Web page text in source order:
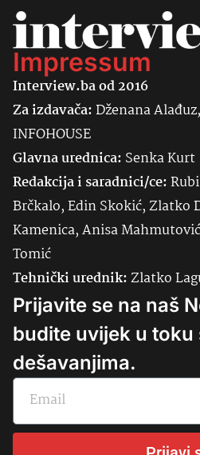
Impressum
Interview.ba od 2016
Za izdavača:Dženana
INFOHOUSE
Glavna urednica: SenkaKurt
Redakcija i saradnici/ce:
Brčkalo, Edin Skokić, Zlatko
Kamenica, Anisa
Tomić
Tehnički urednik:Zlatko
Prijavite se na naš
budite uvijek u toku
dešavanjima.